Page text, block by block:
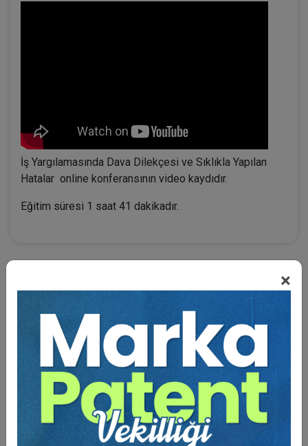
×
İş Yargılamasında Dava Dilekçesi ve Sıklıkla Yapılan
Hatalar online konferansının video kaydıdır.
Eğitim süresi 1 saat 41 dakikadır.
BENZER VIDEO EĞITIMLER
Video Eğitim Abonesi Ol: Sadece 5490 TL / Yıllık
Tüketici Hukuku Enstitüsü